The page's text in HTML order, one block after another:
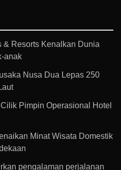
& Resorts Kenalkan Dunia
anak
Nusa Dua Lepas 250
Pimpin Operasional Hotel
Minat Wisata Domestik
pengalaman perjalanan